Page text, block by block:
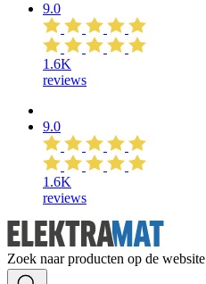
9.0
1.6K
reviews
9.0
1.6K
reviews
Zoek naar producten op de website